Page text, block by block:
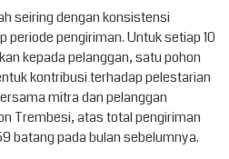
seiring dengan konsistensi
periode pengiriman. Untuk setiap 10
kepada pelanggan, satu pohon
kontribusi terhadap pelestarian
mitra dan pelanggan
Trembesi, atas total pengiriman
batang pada bulan sebelumnya.